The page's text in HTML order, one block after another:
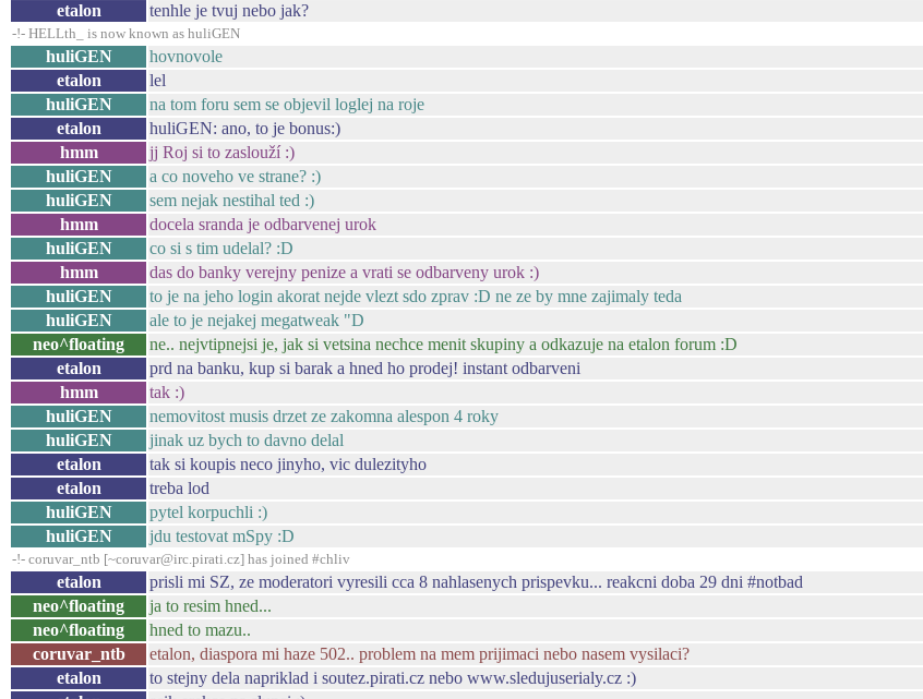
etalon tenhle je tvuj nebo jak?
-!- HELLth_ is now known as huliGEN
huliGEN hovnovole
etalon
lel
huliGEN
na tom foru sem se objevil loglej na roje
etalon
huliGEN: ano, to je bonus:)
hmm
jj Roj si to zaslouží :)
huliGEN
a co noveho ve strane? :)
huliGEN
sem nejak nestihal ted :)
hmm
docela sranda je odbarvenej urok
huliGEN
co si s tim udelal? :D
hmm
das do banky verejny penize a vrati se odbarveny urok :)
huliGEN
to je na jeho login akorat nejde vlezt sdo zprav :D ne ze by mne zajimaly teda
huliGEN
ale to je nejakej megatweak "D
neo^floating
ne.. nejvtipnejsi je, jak si vetsina nechce menit skupiny a odkazuje na etalon forum :D
etalon
prd na banku, kup si barak a hned ho prodej! instant odbarveni
hmm
tak :)
huliGEN
nemovitost musis drzet ze zakomna alespon 4 roky
huliGEN
jinak uz bych to davno delal
etalon
tak si koupis neco jinyho, vic dulezityho
etalon
treba lod
huliGEN
pytel korpuchli :)
huliGEN
jdu testovat mSpy :D
-!- coruvar_ntb [~coruvar@irc.pirati.cz] has joined #chliv
etalon prisli mi SZ, ze moderatori vyresili cca 8 nahlasenych prispevku... reakcni doba 29 dni #notbad
neo^floating
ja to resim hned...
neo^floating
hned to mazu..
coruvar_ntb
etalon, diaspora mi haze 502.. problem na mem prijimaci nebo nasem vysilaci?
etalon
to stejny dela napriklad i soutez.pirati.cz nebo www.sledujuserialy.cz :)